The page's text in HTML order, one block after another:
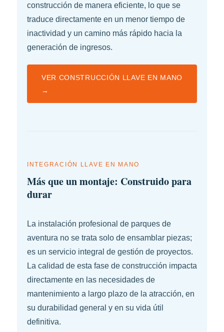
construcción de manera eficiente, lo que se
traduce directamente en un menor tiempo de
inactividad y un camino más rápido hacia la
generación de ingresos.
VER CONSTRUCCIÓN LLAVE EN MANO
→
INTEGRACIÓN LLAVE EN MANO
Más que un montaje: Construido para
durar
La instalación profesional de parques de
aventura no se trata solo de ensamblar piezas;
es un servicio integral de gestión de proyectos.
La calidad de esta fase de construcción impacta
directamente en las necesidades de
mantenimiento a largo plazo de la atracción, en
su durabilidad general y en su vida útil
definitiva.